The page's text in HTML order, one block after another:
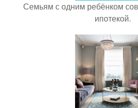
Семьям с одним ребёнком
ипотекой.